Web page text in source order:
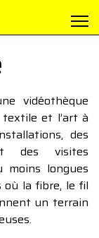
vidéothèque
et l’art à
des
des visites
moins longues
où la fibre, le fil
un terrain